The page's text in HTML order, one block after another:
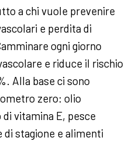
a chi vuole prevenire
e perdita di
ogni giorno
e riduce il rischio
Alla base ci sono
zero: olio
di vitamina E, pesce
stagione e alimenti